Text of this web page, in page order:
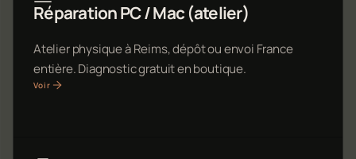
Réparation PC / Mac (atelier)
Atelier physique à Reims, dépôt ou envoi France
entière. Diagnostic gratuit en boutique.
Voir